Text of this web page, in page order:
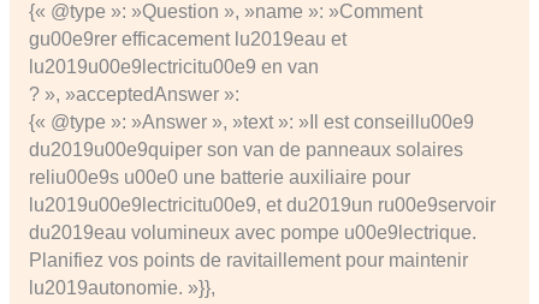
{« @type »: »Question », »name »: »Comment
gu00e9rer efficacement lu2019eau et
lu2019u00e9lectricitu00e9 en van
? », »acceptedAnswer »:
{« @type »: »Answer », »text »: »Il est conseillu00e9
du2019u00e9quiper son van de panneaux solaires
reliu00e9s u00e0 une batterie auxiliaire pour
lu2019u00e9lectricitu00e9, et du2019un ru00e9servoir
du2019eau volumineux avec pompe u00e9lectrique.
Planifiez vos points de ravitaillement pour maintenir
lu2019autonomie. »}},